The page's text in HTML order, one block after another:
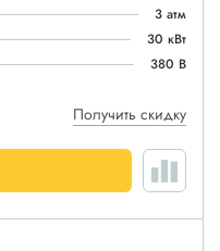
3 атм
30 кВт
380 В
Получить скидку